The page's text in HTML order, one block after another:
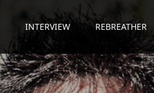
INTERVIEW REBREATHER